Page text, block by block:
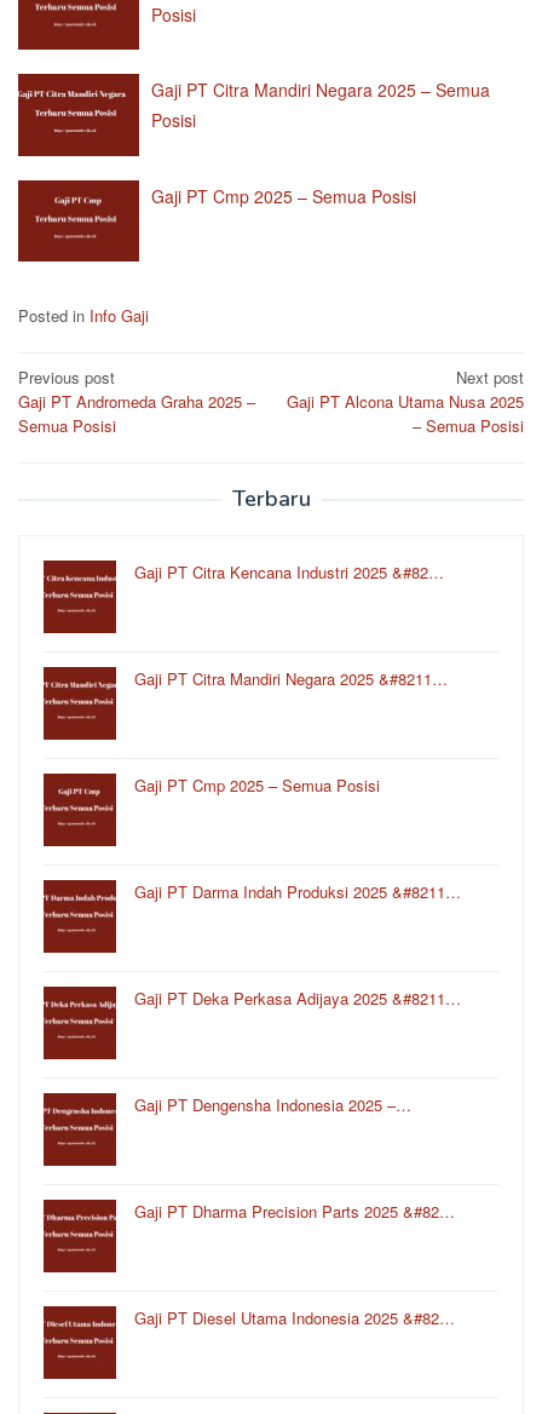
Posisi
Gaji PT Citra Mandiri Negara 2025 – Semua
Posisi
Gaji PT Cmp 2025 – Semua Posisi
Posted in Info Gaji
Post
navigation
Previous post
Gaji PT Andromeda Graha 2025 –
Semua Posisi
Next post
Gaji PT Alcona Utama Nusa 2025
– Semua Posisi
Terbaru
Gaji PT Citra Kencana Industri 2025 &#82…
Gaji PT Citra Mandiri Negara 2025 &#8211…
Gaji PT Cmp 2025 – Semua Posisi
Gaji PT Darma Indah Produksi 2025 &#8211…
Gaji PT Deka Perkasa Adijaya 2025 &#8211…
Gaji PT Dengensha Indonesia 2025 –…
Gaji PT Dharma Precision Parts 2025 &#82…
Gaji PT Diesel Utama Indonesia 2025 &#82…